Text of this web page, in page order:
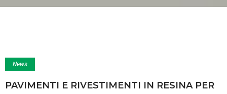
News
PAVIMENTI E RIVESTIMENTI IN RESINA PER